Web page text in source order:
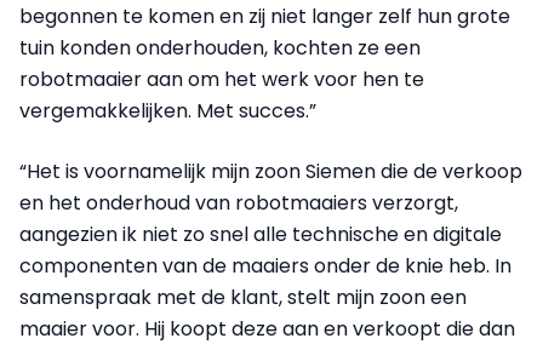
begonnen te komen en zij niet langer zelf hun grote
tuin konden onderhouden, kochten ze een
robotmaaier aan om het werk voor hen te
vergemakkelijken. Met succes.”
“Het is voornamelijk mijn zoon Siemen die de verkoop
en het onderhoud van robotmaaiers verzorgt,
aangezien ik niet zo snel alle technische en digitale
componenten van de maaiers onder de knie heb. In
samenspraak met de klant, stelt mijn zoon een
maaier voor. Hij koopt deze aan en verkoopt die dan